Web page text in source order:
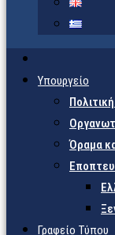
Υπουργείο
Όραμα
Γραφείο Τύπου